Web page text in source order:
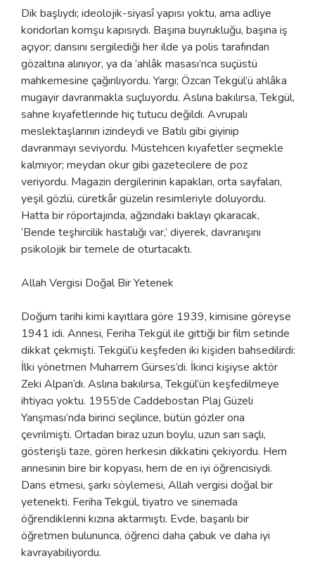
Dik başlıydı; ideolojik-siyasî yapısı yoktu, ama adliye
koridorları komşu kapısıydı. Başına buyrukluğu, başına iş
açıyor; dansını sergilediği her ilde ya polis tarafından
gözaltına alınıyor, ya da ‘ahlâk masası’nca suçüstü
mahkemesine çağırılıyordu. Yargı; Özcan Tekgül’ü ahlâka
mugayir davranmakla suçluyordu. Aslına bakılırsa, Tekgül,
sahne kıyafetlerinde hiç tutucu değildi. Avrupalı
meslektaşlarının izindeydi ve Batılı gibi giyinip
davranmayı seviyordu. Müstehcen kıyafetler seçmekle
kalmıyor; meydan okur gibi gazetecilere de poz
veriyordu. Magazin dergilerinin kapakları, orta sayfaları,
yeşil gözlü, cüretkâr güzelin resimleriyle doluyordu.
Hatta bir röportajında, ağzındaki baklayı çıkaracak,
‘Bende teşhircilik hastalığı var,’ diyerek, davranışını
psikolojik bir temele de oturtacaktı.
Allah Vergisi Doğal Bir Yetenek
Doğum tarihi kimi kayıtlara göre 1939, kimisine göreyse
1941 idi. Annesi, Feriha Tekgül ile gittiği bir film setinde
dikkat çekmişti. Tekgül’ü keşfeden iki kişiden bahsedilirdi:
İlki yönetmen Muharrem Gürses’di. İkinci kişiyse aktör
Zeki Alpan’dı. Aslına bakılırsa, Tekgül’ün keşfedilmeye
ihtiyacı yoktu. 1955’de Caddebostan Plaj Güzeli
Yarışması’nda birinci seçilince, bütün gözler ona
çevrilmişti. Ortadan biraz uzun boylu, uzun sarı saçlı,
gösterişli taze, gören herkesin dikkatini çekiyordu. Hem
annesinin bire bir kopyası, hem de en iyi öğrencisiydi.
Dans etmesi, şarkı söylemesi, Allah vergisi doğal bir
yetenekti. Feriha Tekgül, tiyatro ve sinemada
öğrendiklerini kızına aktarmıştı. Evde, başarılı bir
öğretmen bulununca, öğrenci daha çabuk ve daha iyi
kavrayabiliyordu.